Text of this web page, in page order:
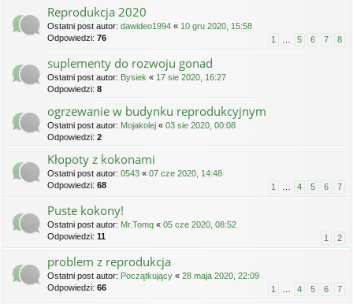
Reprodukcja 2020
Ostatni post autor: dawideo1994 « 10 gru 2020, 15:58
Odpowiedzi: 76 1 5 6 7 8
suplementy do rozwoju gonad
Ostatni post autor: Bysiek « 17 sie 2020, 16:27
Odpowiedzi: 8
ogrzewanie w budynku reprodukcyjnym
Ostatni post autor: Mojakolej « 03 sie 2020, 00:08
Odpowiedzi: 2
Kłopoty z kokonami
Ostatni post autor: 0543 « 07 cze 2020, 14:48
Odpowiedzi: 68 1 4 5 6 7
Puste kokony!
Ostatni post autor: Mr.Tomq « 05 cze 2020, 08:52
Odpowiedzi: 11 1 2
problem z reprodukcja
Ostatni post autor: Początkujący « 28 maja 2020, 22:09
Odpowiedzi: 66 1 4 5 6 7